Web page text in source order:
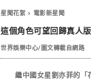
星聞花絮 電影新星聞
這個角色可望回歸真人版
世界娛樂中心/圖文轉載自網路
繼中國女星劉亦菲的「